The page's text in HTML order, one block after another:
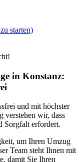
starten)
in Konstanz:
und mit höchster
verstehen wir, dass
Sorgfalt erfordert.
um Ihren Umzug
Team steht Ihnen mit
damit Sie Ihren